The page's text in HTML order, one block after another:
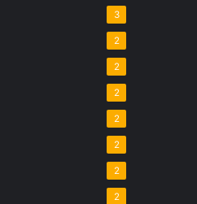
3
2
2
2
2
2
2
2